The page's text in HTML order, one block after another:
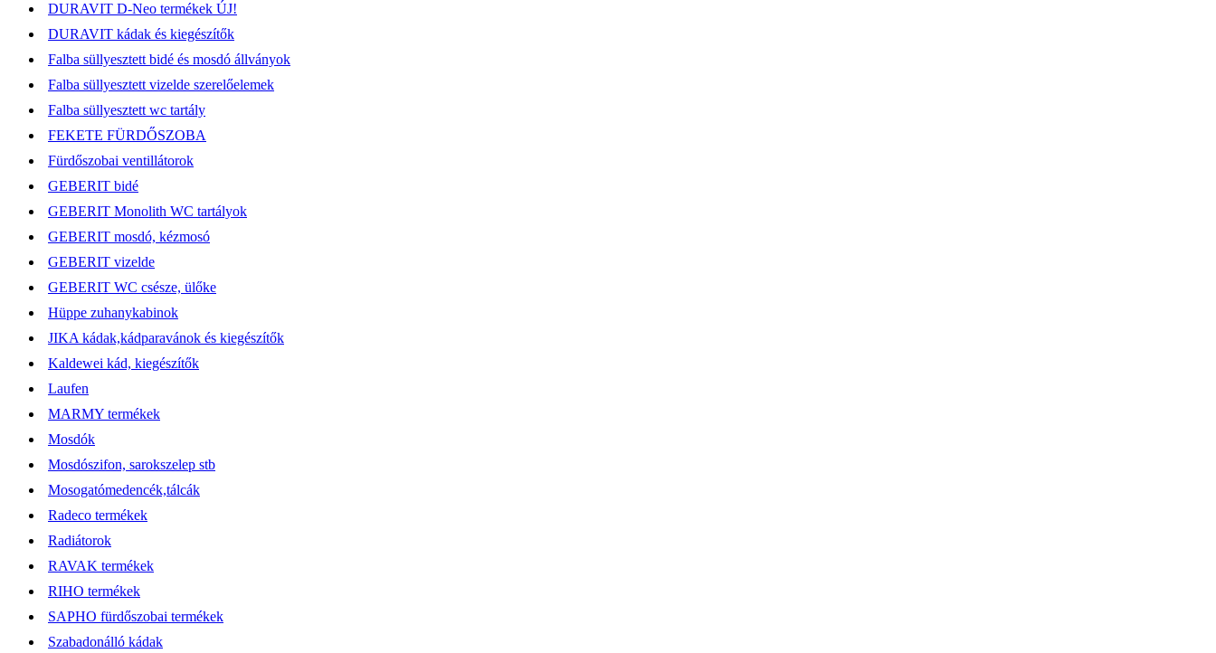
DURAVIT D-Neo termékek ÚJ!
DURAVIT kádak és kiegészítők
Falba süllyesztett bidé és mosdó állványok
Falba süllyesztett vizelde szerelőelemek
Falba süllyesztett wc tartály
FEKETE FÜRDŐSZOBA
Fürdőszobai ventillátorok
GEBERIT bidé
GEBERIT Monolith WC tartályok
GEBERIT mosdó, kézmosó
GEBERIT vizelde
GEBERIT WC csésze, ülőke
Hüppe zuhanykabinok
JIKA kádak,kádparavánok és kiegészítők
Kaldewei kád, kiegészítők
Laufen
MARMY termékek
Mosdók
Mosdószifon, sarokszelep stb
Mosogatómedencék,tálcák
Radeco termékek
Radiátorok
RAVAK termékek
RIHO termékek
SAPHO fürdőszobai termékek
Szabadonálló kádak